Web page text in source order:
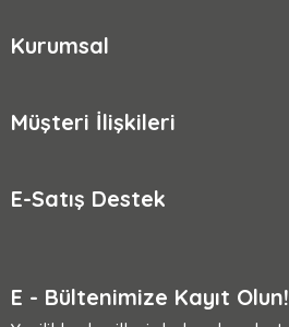
Kurumsal
Müşteri İlişkileri
E-Satış Destek
E - Bültenimize Kayıt Olun!